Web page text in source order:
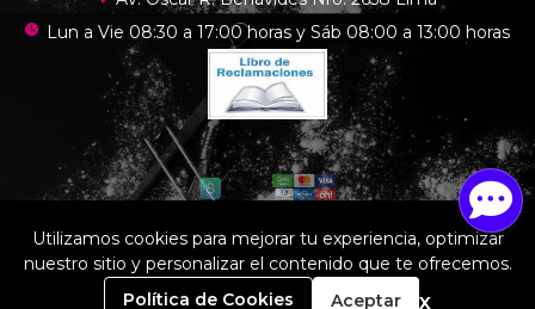
Lun a Vie 08:30 a 17:00 horas y Sáb 08:00 a 13:00 horas
Mamis chef © 2026
¿Te gusta mi tienda? Yo vendo con
0
Utilizamos cookies para mejorar tu experiencia, optimizar
nuestro sitio y personalizar el contenido que te ofrecemos.
Política de Cookies
Aceptar x